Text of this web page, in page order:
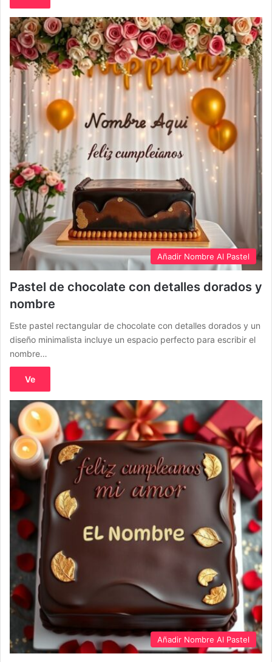
Añadir Nombre Al Pastel
Pastel de chocolate con detalles dorados y
nombre
Este pastel rectangular de chocolate con detalles dorados y un
diseño minimalista incluye un espacio perfecto para escribir el
nombre…
Ve
Añadir Nombre Al Pastel